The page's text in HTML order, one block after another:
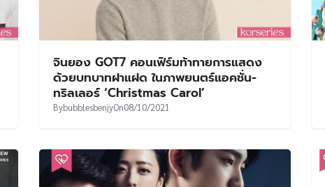
จินยอง GOT7 คอนเฟิร์มท้าทายการแสดง
ด้วยบทบาทฝาแฝด ในภาพยนตร์แอคชั่น-
ทริลเลอร์ ‘Christmas Carol’
BybubblesbenjyOn08/10/2021